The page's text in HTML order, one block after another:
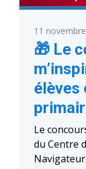
11
🎁 Le
élèves
Le
du Centre